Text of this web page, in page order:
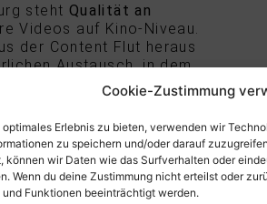
Cookie-Zustimmung
optimales Erlebnis zu bieten, verwenden wir
zu speichern und/oder darauf
können wir Daten wie das Surfverhalten oder
Wenn du deine Zustimmung nicht erteilst oder
und Funktionen beeinträchtigt werden.
steht Qualität an
Videos auf Kino-Niveau.
der Content Flut heraus
Austausch, in dem
verstehen, folgt
Ihre Marke und
Ansatz
erreicht. Sobald
erarbeitet haben,